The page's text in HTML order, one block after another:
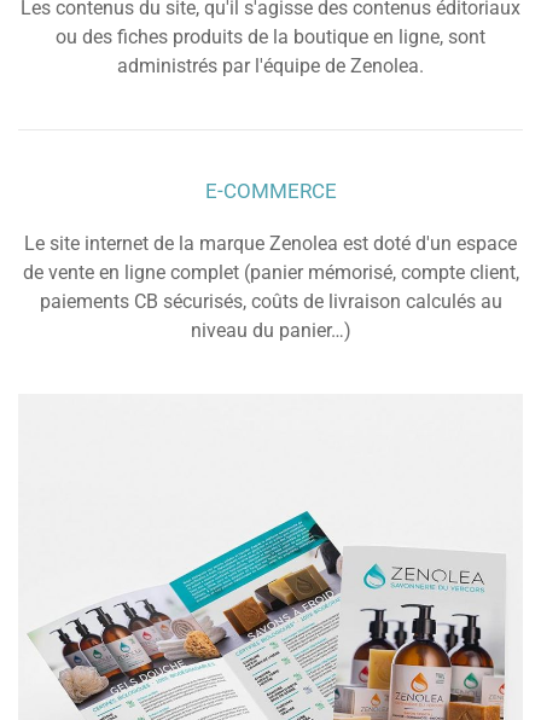
Les contenus du site, qu'il s'agisse des contenus éditoriaux
ou des fiches produits de la boutique en ligne, sont
administrés par l'équipe de Zenolea.
E-COMMERCE
Le site internet de la marque Zenolea est doté d'un espace
de vente en ligne complet (panier mémorisé, compte client,
paiements CB sécurisés, coûts de livraison calculés au
niveau du panier…)